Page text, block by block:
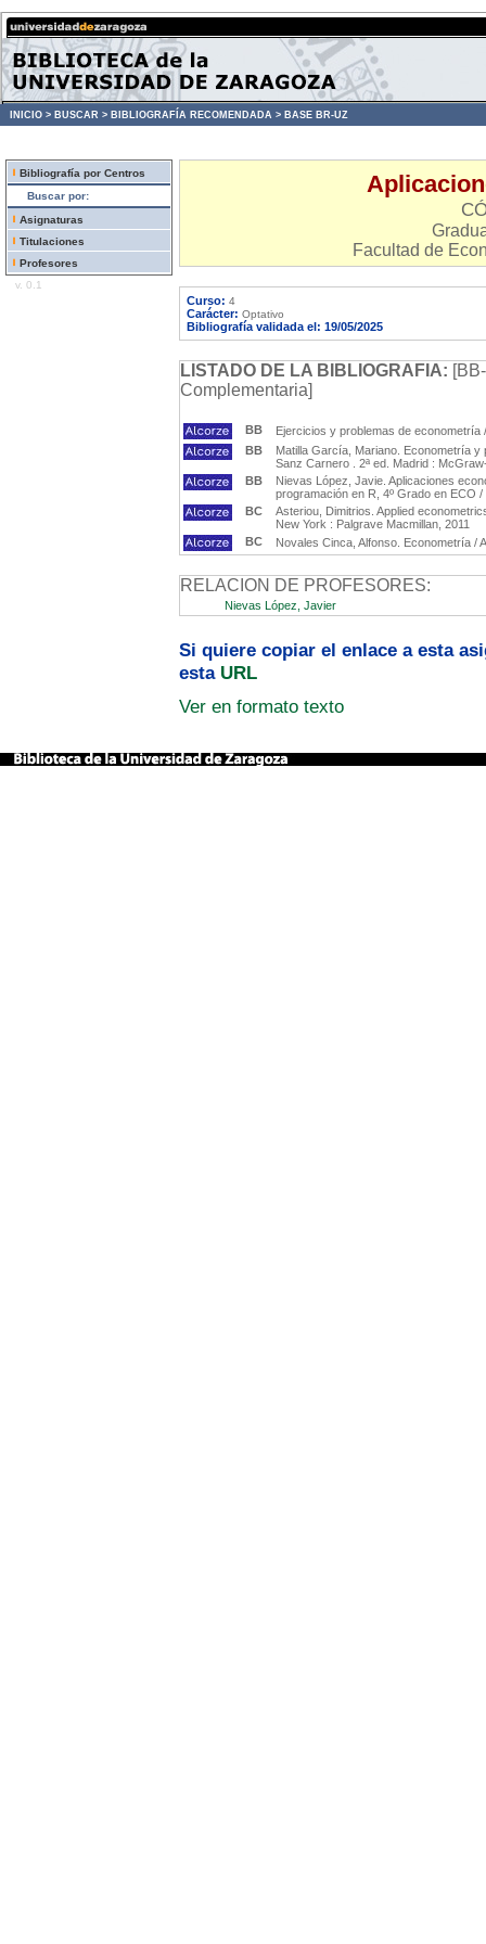
INICIO > BUSCAR > BIBLIOGRAFÍA RECOMENDADA > BASE BR-UZ
Bibliografía por Centros
Buscar por:
Asignaturas
Titulaciones
Profesores
v. 0.1
Facultad de
Curso: 4
Carácter: Optativo
Bibliografía validada el: 19/05/2025
LISTADO DE LA BIBLIOGRAFIA:
Complementaria]
BB
Ejercicios y problemas de econometría
BB
Matilla García, Mariano. Econometría
Sanz Carnero . 2ª ed. Madrid :
BB
Nievas López, Javie. Aplicaciones
programación en R, 4º Grado en ECO
BC
Asteriou, Dimitrios. Applied
New York : Palgrave Macmillan, 2011
BC
Novales Cinca, Alfonso. Econometría /
RELACION DE PROFESORES:
Nievas López, Javier
Si quiere copiar el enlace a esta
esta URL
Ver en formato texto